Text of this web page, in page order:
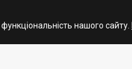
нашого сайту.